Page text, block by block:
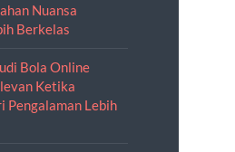
Nuansa
Berkelas
Bola Online
Ketika
Pengalaman Lebih